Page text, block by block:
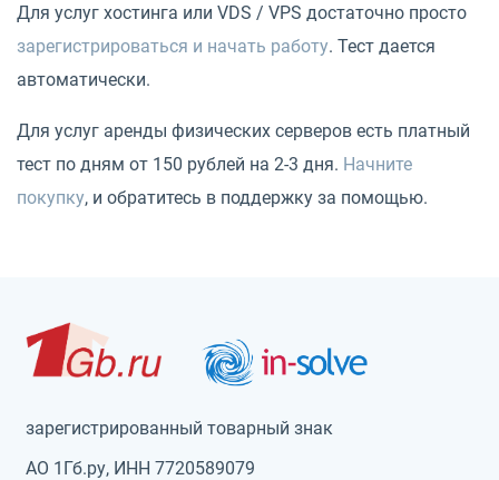
Для услуг хостинга или VDS / VPS достаточно просто
зарегистрироваться и начать работу. Тест дается
автоматически.
Для услуг аренды физических серверов есть платный
тест по дням от 150 рублей на 2-3 дня. Начните
покупку, и обратитесь в поддержку за помощью.
зарегистрированный товарный знак
АО 1Гб.ру, ИНН 7720589079